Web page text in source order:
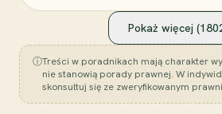
Pokaż więcej (
ⓘTreści w poradnikach mają charakter
nie stanowią porady prawnej. W
skonsultuj się ze zweryfikowanym